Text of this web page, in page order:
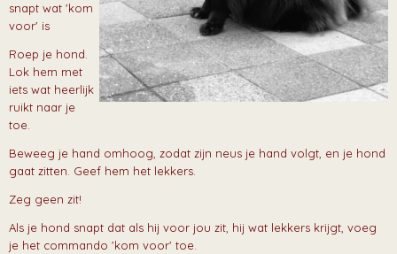
snapt wat 'kom
voor' is
Roep je hond.
Lok hem met
iets wat heerlijk
ruikt naar je
toe.
Beweeg je hand omhoog, zodat zijn neus je hand volgt, en je hond
gaat zitten. Geef hem het lekkers.
Zeg geen zit!
Als je hond snapt dat als hij voor jou zit, hij wat lekkers krijgt, voeg
je het commando 'kom voor' toe.